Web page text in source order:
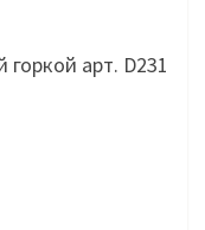
арт. D231